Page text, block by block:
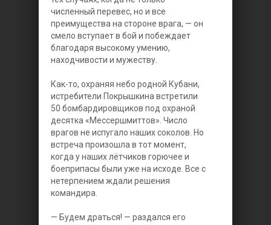
численный перевес, но и все
преимущества на стороне врага, — он
смело вступает в бой и побеждает
благодаря высокому умению,
находчивости и мужеству.
Как-то, охраняя небо родной Кубани,
истребители Покрышкина встретили
50 бомбардировщиков под охраной
десятка «Мессершмиттов». Число
врагов не испугало наших соколов. Но
встреча произошла в тот момент,
когда у наших лётчиков горючее и
боеприпасы были уже на исходе. Все с
нетерпением ждали решения
командира.
— Будем драться! — раздался его